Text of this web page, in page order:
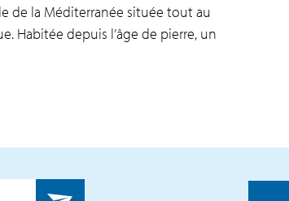
de la Méditerranée située tout au
Habitée depuis l’âge de pierre, un